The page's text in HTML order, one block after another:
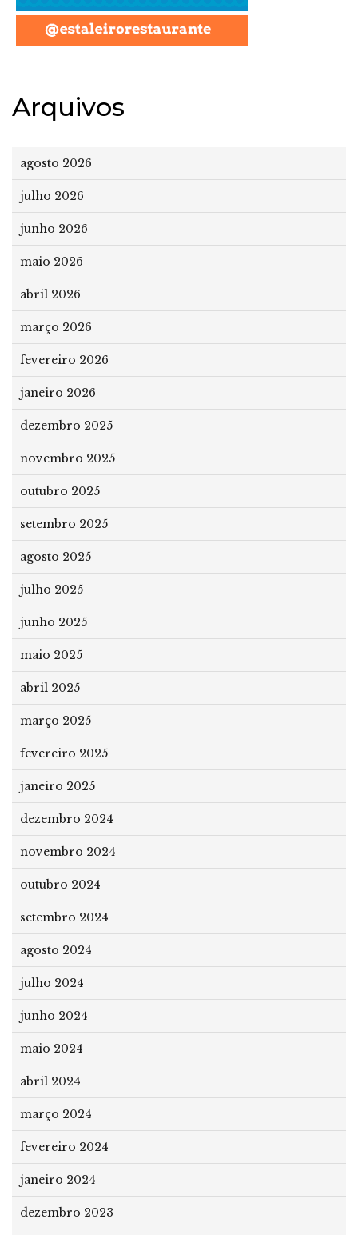
Arquivos
agosto 2026
julho 2026
junho 2026
maio 2026
abril 2026
março 2026
fevereiro 2026
janeiro 2026
dezembro 2025
novembro 2025
outubro 2025
setembro 2025
agosto 2025
julho 2025
junho 2025
maio 2025
abril 2025
março 2025
fevereiro 2025
janeiro 2025
dezembro 2024
novembro 2024
outubro 2024
setembro 2024
agosto 2024
julho 2024
junho 2024
maio 2024
abril 2024
março 2024
fevereiro 2024
janeiro 2024
dezembro 2023